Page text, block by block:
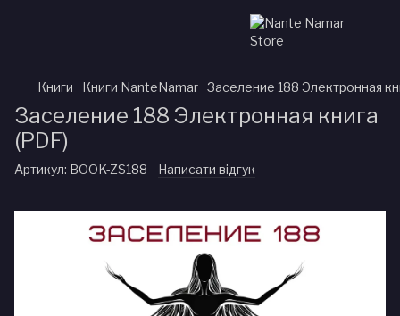
Книги Книги NanteNamar Заселение 188 Электронная
Заселение 188 Электронная книга
(PDF)
Артикул: BOOK-ZS188 Написати відгук